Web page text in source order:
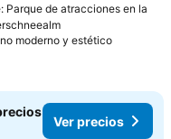
Parque de atracciones en la
moderno y estético
Ver precios